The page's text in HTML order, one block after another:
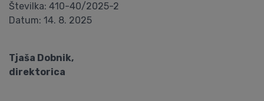
Številka: 410-40/2025-2
Datum: 14. 8. 2025
Tjaša Dobnik,
direktorica